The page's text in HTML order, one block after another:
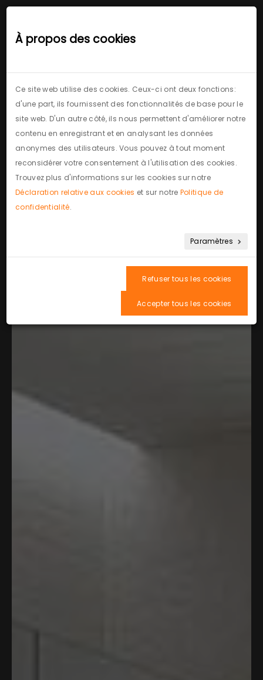
À propos des cookies
Ce site web utilise des cookies. Ceux-ci ont deux fonctions:
d'une part, ils fournissent des fonctionnalités de base pour le
site web. D'un autre côté, ils nous permettent d'améliorer notre
contenu en enregistrant et en analysant les données
anonymes des utilisateurs. Vous pouvez à tout moment
reconsidérer votre consentement à l'utilisation des cookies.
Trouvez plus d'informations sur les cookies sur notre
Déclaration relative aux cookies et sur notre Politique de
confidentialité.
Paramètres
Refuser tous les cookies
Accepter tous les cookies